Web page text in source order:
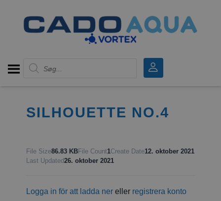
Products search
SILHOUETTE NO.4
File Size86.83 KBFile Count1Create Date12. oktober 2021
Last Updated26. oktober 2021
Logga in för att ladda nereller registrera konto